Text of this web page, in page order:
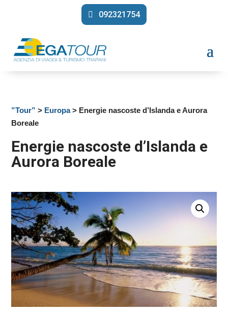
092321754
”Tour” > Europa> Energie nascoste d’Islanda e Aurora
Boreale
Energie nascoste d’Islanda e
Aurora Boreale